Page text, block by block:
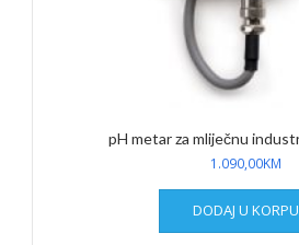
pH metar za mliječnu
1.090,00KM
DODAJ U KORPU